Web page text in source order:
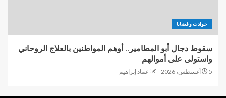
حوادث وقضايا
سقوط دجال أبو المطامير.. أوهم المواطنين بالعلاج الروحاني
واستولى على أموالهم
5 أغسطس، 2026 عماد إبراهيم